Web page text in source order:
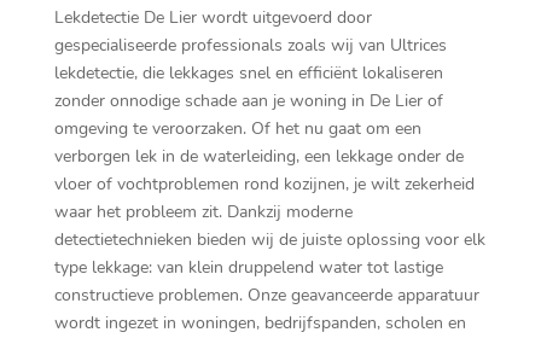
Lekdetectie De Lier wordt uitgevoerd door
gespecialiseerde professionals zoals wij van Ultrices
lekdetectie, die lekkages snel en efficiënt lokaliseren
zonder onnodige schade aan je woning in De Lier of
omgeving te veroorzaken. Of het nu gaat om een
verborgen lek in de waterleiding, een lekkage onder de
vloer of vochtproblemen rond kozijnen, je wilt zekerheid
waar het probleem zit. Dankzij moderne
detectietechnieken bieden wij de juiste oplossing voor elk
type lekkage: van klein druppelend water tot lastige
constructieve problemen. Onze geavanceerde apparatuur
wordt ingezet in woningen, bedrijfspanden, scholen en